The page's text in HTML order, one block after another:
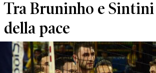
Tra Bruninho e Sintini
della pace